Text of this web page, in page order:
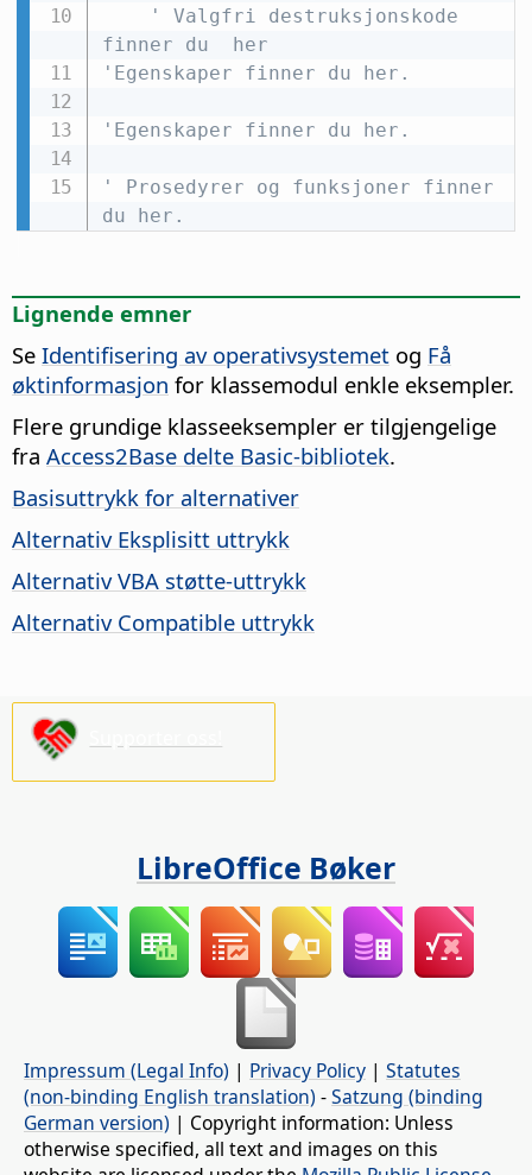
' Valgfri destruksjonskode
finner du  her
'Egenskaper finner du her.
'Egenskaper finner du her.
' Prosedyrer og funksjoner finner
du her.
Lignende emner
Se Identifisering av operativsystemet og Få
øktinformasjon for klassemodul enkle eksempler.
Flere grundige klasseeksempler er tilgjengelige
fra Access2Base delte Basic-bibliotek.
Basisuttrykk for alternativer
Alternativ Eksplisitt uttrykk
Alternativ VBA støtte-uttrykk
Alternativ Compatible uttrykk
LibreOffice Bøker
Impressum (Legal Info) | Privacy Policy | Statutes
(non-binding English translation) -Satzung (binding
German version) | Copyright information: Unless
otherwise specified, all text and images on this